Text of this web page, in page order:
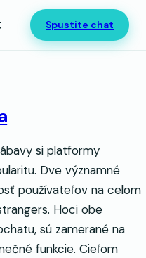
Spustite chat
si platformy
Dve významné
používateľov na celom
Hoci obe
sú zamerané na
funkcie. Cieľom